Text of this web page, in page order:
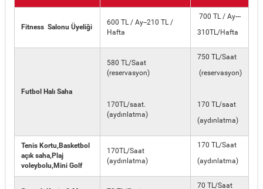
Fitness Salonu Üyeliği
600 TL / Ay--210 TL /
Hafta
700 TL / Ay---
310TL/Hafta
Futbol Halı Saha
580 TL/Saat
(reservasyon)
170TL/saat.
(aydınlatma)
750 TL/Saat
(reservasyon)
170 TL/saat
(aydınlatma)
Tenis Kortu,Basketbol
açık saha,Plaj
voleybolu,Mini Golf
170TL/Saat
(aydınlatma)
170 TL/Saat
(aydınlatma)
70 TL/Saat